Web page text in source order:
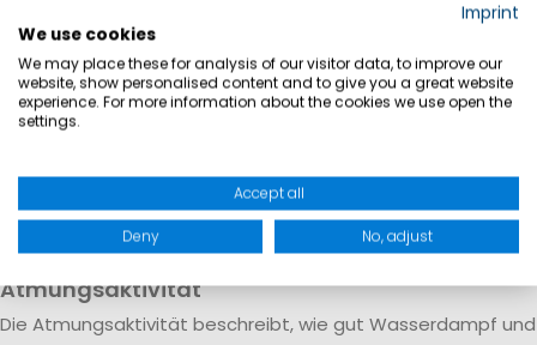
• 20.000 mm+ Wassersäule:
Bedingungen auf See
Gerade bei Segelhosen und Salopetten ist neben einer
robuste Verstärkungen sorgen dafür, dass Feuchtigkeit
Bedingungen zuverlässig draußen bleibt.
Atmungsaktivität
Die Atmungsaktivität beschreibt, wie gut Wasserdampf
Imprint
We use cookies
We may place these for analysis of our visitor data, to improve our
website, show personalised content and to give you a great website
experience. For more information about the cookies we use open the
settings.
Accept all
Deny No, adjust